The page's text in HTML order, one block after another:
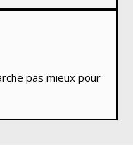
pas mieux pour